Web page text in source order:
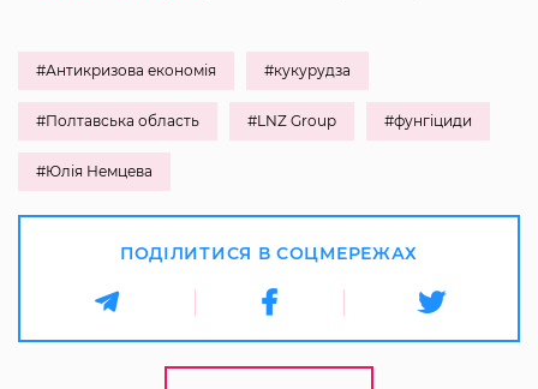
#Антикризова економія #кукурудза
#Полтавська область #LNZ Group #фунгіциди
#Юлія Немцева
ПОДІЛИТИСЯ В СОЦМЕРЕЖАХ